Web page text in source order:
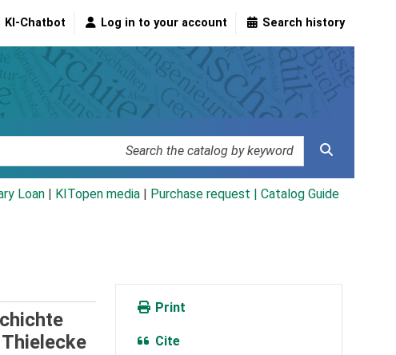
KI-Chatbot Log in to your account Search history
Loan KITopen media Purchase request | Catalog Guide
Print
Cite